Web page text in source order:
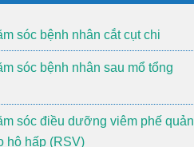
sóc bệnh nhân cắt cụt chi
sóc bệnh nhân sau mổ tổng
sóc điều dưỡng viêm phế quản
hô hấp (RSV)